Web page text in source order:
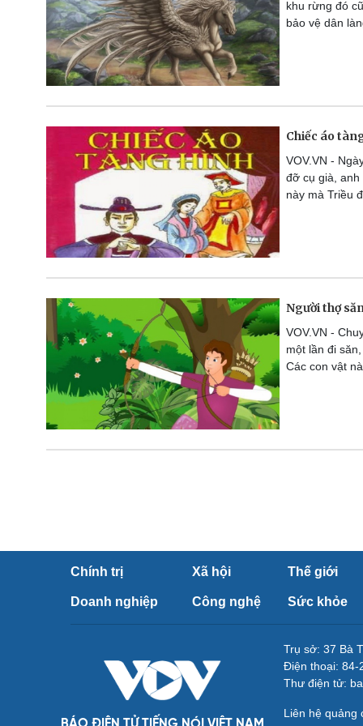
khu rừng đó
bảo vệ dân
Chiếc áo
VOV.VN -
đỡ cụ già,
này mà Triều
Người thợ
VOV.VN -
một lần đi
Các con vật
Chính trị Xã hội Thế giới
Doanh nghiệp Công nghệ Sức khỏe
Trụ sở: 37 Bà
Điện thoại: 84-
Thư điện tử:
Liên hệ quảng